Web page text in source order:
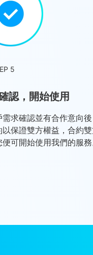
5
認，開始使用
需求確認並有合作意向
以保證雙方權益，合約
可開始使用我們的服務